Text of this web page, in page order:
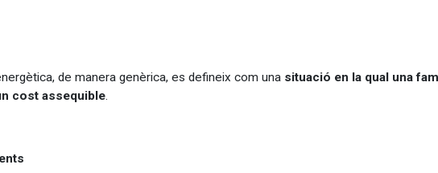
de manera genèrica, es defineix com una situació en la qual una
cost assequible.